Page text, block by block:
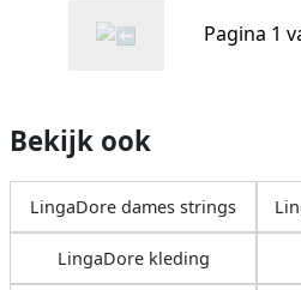
Pagina 1
Bekijk ook
LingaDore dames strings
LingaDore kleding